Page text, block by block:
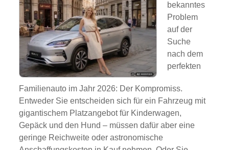
bekanntes
Problem
auf der
Suche
nach dem
perfekten
Familienauto im Jahr 2026: Der Kompromiss.
Entweder Sie entscheiden sich für ein Fahrzeug mit
gigantischem Platzangebot für Kinderwagen,
Gepäck und den Hund – müssen dafür aber eine
geringe Reichweite oder astronomische